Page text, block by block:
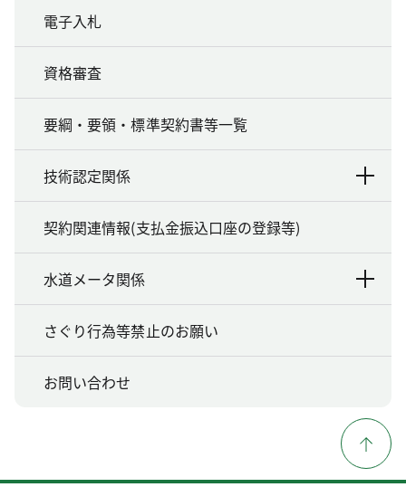
電子入札
資格審査
要綱・要領・標準契約書等一覧
技術認定関係
契約関連情報(支払金振込口座の登録等)
水道メータ関係
さぐり行為等禁止のお願い
お問い合わせ